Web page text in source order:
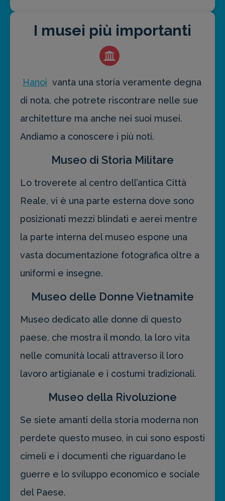
I musei più importanti
Hanoi vanta una storia veramente degna
di nota, che potrete riscontrare nelle sue
architetture ma anche nei suoi musei.
Andiamo a conoscere i più noti.
Museo di Storia Militare
Lo troverete al centro dell’antica Città
Reale, vi è una parte esterna dove sono
posizionati mezzi blindati e aerei mentre
la parte interna del museo espone una
vasta documentazione fotografica oltre a
uniformi e insegne.
Museo delle Donne Vietnamite
Museo dedicato alle donne di questo
paese, che mostra il mondo, la loro vita
nelle comunità locali attraverso il loro
lavoro artigianale e i costumi tradizionali.
Museo della Rivoluzione
Se siete amanti della storia moderna non
perdete questo museo, in cui sono esposti
cimeli e i documenti che riguardano le
guerre e lo sviluppo economico e sociale
del Paese.